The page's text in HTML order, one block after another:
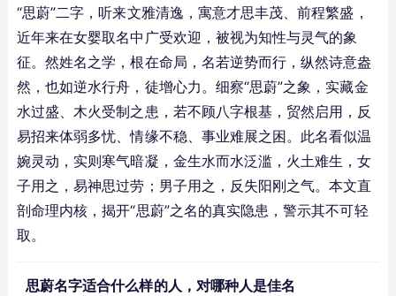
“思蔚”二字，听来文雅清逸，寓意才思丰茂、前程繁盛，
近年来在女婴取名中广受欢迎，被视为知性与灵气的象
征。然姓名之学，根在命局，名若逆势而行，纵然诗意盎
然，也如逆水行舟，徒增心力。细察“思蔚”之象，实藏金
水过盛、木火受制之患，若不顾八字根基，贸然启用，反
易招来体弱多忧、情缘不稳、事业难展之困。此名看似温
婉灵动，实则寒气暗凝，金生水而水泛滥，火土难生，女
子用之，易神思过劳；男子用之，反失阳刚之气。本文直
剖命理内核，揭开“思蔚”之名的真实隐患，警示其不可轻
取。
思蔚名字适合什么样的人，对哪种人是佳名